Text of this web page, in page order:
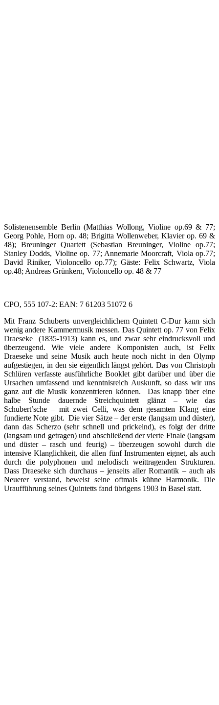
Solistenensemble Berlin (Matthias Wollong, Violine op.69 & 77;
Georg Pohle, Horn op. 48; Brigitta Wollenweber, Klavier op. 69 &
48); Breuninger Quartett (Sebastian Breuninger, Violine op.77;
Stanley Dodds, Violine op. 77; Annemarie Moorcraft, Viola op.77;
David Riniker, Violoncello op.77); Gäste: Felix Schwartz, Viola
op.48; Andreas Grünkern, Violoncello op. 48 & 77
CPO, 555 107-2: EAN: 7 61203 51072 6
Mit Franz Schuberts unvergleichlichem Quintett C-Dur kann sich
wenig andere Kammermusik messen. Das Quintett op. 77 von Felix
Draeseke (1835-1913) kann es, und zwar sehr eindrucksvoll und
überzeugend. Wie viele andere Komponisten auch, ist Felix
Draeseke und seine Musik auch heute noch nicht in den Olymp
aufgestiegen, in den sie eigentlich längst gehört. Das von Christoph
Schlüren verfasste ausführliche Booklet gibt darüber und über die
Ursachen umfassend und kenntnisreich Auskunft, so dass wir uns
ganz auf die Musik konzentrieren können. Das knapp über eine
halbe Stunde dauernde Streichquintett glänzt – wie das
Schubert’sche – mit zwei Celli, was dem gesamten Klang eine
fundierte Note gibt. Die vier Sätze – der erste (langsam und düster),
dann das Scherzo (sehr schnell und prickelnd), es folgt der dritte
(langsam und getragen) und abschließend der vierte Finale (langsam
und düster – rasch und feurig) – überzeugen sowohl durch die
intensive Klanglichkeit, die allen fünf Instrumenten eignet, als auch
durch die polyphonen und melodisch weittragenden Strukturen.
Dass Draeseke sich durchaus – jenseits aller Romantik – auch als
Neuerer verstand, beweist seine oftmals kühne Harmonik. Die
Uraufführung seines Quintetts fand übrigens 1903 in Basel statt.